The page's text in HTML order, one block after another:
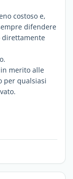
costoso e,
difendere
direttamente
merito alle
per qualsiasi